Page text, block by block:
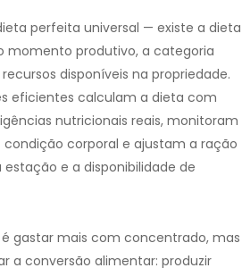
perfeita universal — existe a dieta
momento produtivo, a categoria
disponíveis na propriedade.
eficientes calculam a dieta com
nutricionais reais, monitoram
condição corporal e ajustam a ração
e a disponibilidade de
gastar mais com concentrado, mas
a conversão alimentar: produzir